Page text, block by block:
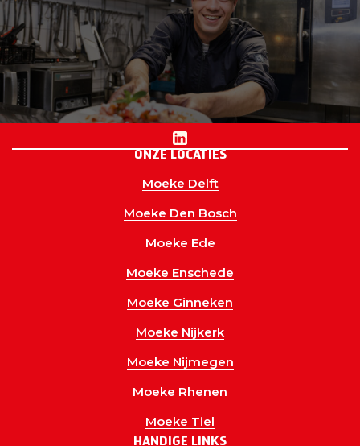
ONZE LOCATIES
Moeke Delft
Moeke Den Bosch
Moeke Ede
Moeke Enschede
Moeke Ginneken
Moeke Nijkerk
Moeke Nijmegen
Moeke Rhenen
Moeke Tiel
Volg Moeke online
HANDIGE LINKS